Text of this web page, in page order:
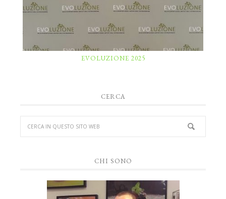
EVOLUZIONE 2025
CERCA
CHI SONO